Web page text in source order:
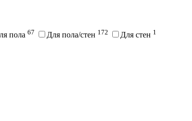
пола 67 Для пола/стен 172 Для стен 1